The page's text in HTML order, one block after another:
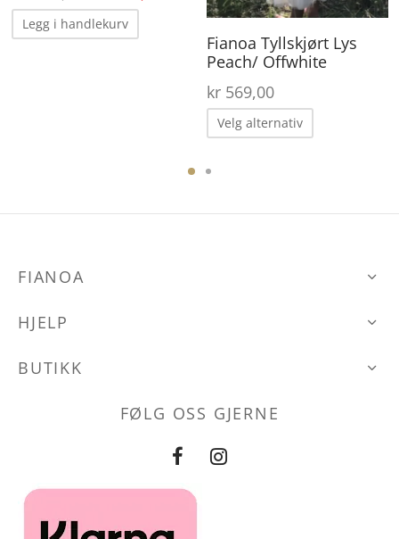
pris var:
kr 669,00.
pris er:
kr 200,70.
Legg i handlekurv
på
Fianoa Tyllskjørt Lys
Peach/ Offwhite
kr569,00
Velg alternativ
Dette
produktet
FIANOA
HJELP
BUTIKK
FØLG OSS GJERNE